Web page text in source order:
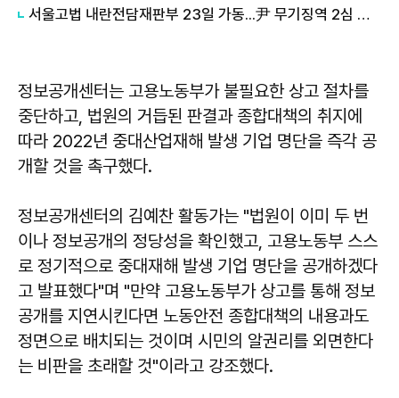
서울고법 내란전담재판부 23일 가동...尹 무기징역 2심 맡는다
정보공개센터는 고용노동부가 불필요한 상고 절차를
중단하고, 법원의 거듭된 판결과 종합대책의 취지에
따라 2022년 중대산업재해 발생 기업 명단을 즉각 공
개할 것을 촉구했다.
정보공개센터의 김예찬 활동가는 "법원이 이미 두 번
이나 정보공개의 정당성을 확인했고, 고용노동부 스스
로 정기적으로 중대재해 발생 기업 명단을 공개하겠다
고 발표했다"며 "만약 고용노동부가 상고를 통해 정보
공개를 지연시킨다면 노동안전 종합대책의 내용과도
정면으로 배치되는 것이며 시민의 알권리를 외면한다
는 비판을 초래할 것"이라고 강조했다.